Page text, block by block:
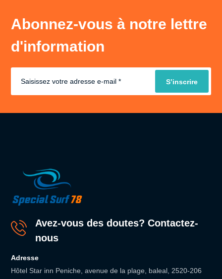
Abonnez-vous à notre lettre
d'information
Avez-vous des doutes? Contactez-
nous
Adresse
Hôtel Star inn Peniche, avenue de la plage, baleal, 2520-206